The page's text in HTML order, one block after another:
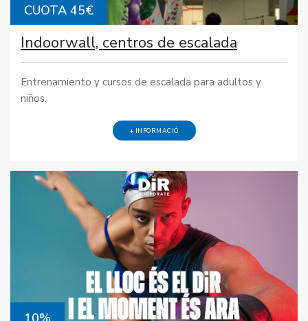
CUOTA 45€
Indoorwall, centros de escalada
Entrenamiento y cursos de escalada para adultos y
niños.
+ INFORMACIÓ